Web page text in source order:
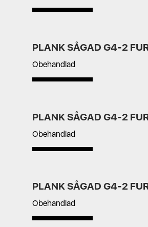
PLANK SÅGAD G4-2
Obehandlad
PLANK SÅGAD G4-2
Obehandlad
PLANK SÅGAD G4-2
Obehandlad